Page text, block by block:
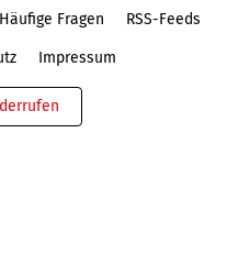
Häufige Fragen RSS-Feeds
Impressum